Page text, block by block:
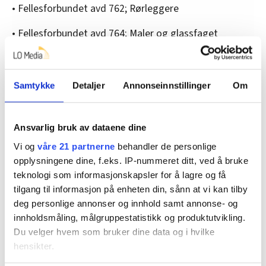
Samtykke Detaljer Annonseinnstillinger Om
Ansvarlig bruk av dataene dine
Vi og våre 21 partnerne behandler de personlige
opplysningene dine, f.eks. IP-nummeret ditt, ved å bruke
teknologi som informasjonskapsler for å lagre og få
tilgang til informasjon på enheten din, sånn at vi kan tilby
deg personlige annonser og innhold samt annonse- og
innholdsmåling, målgruppestatistikk og produktutvikling.
Du velger hvem som bruker dine data og i hvilke
hensikter.
• Fellesforbundet avd 762; Rørleggere
• Fellesforbundet avd 764; Maler og glassfaget
• Elektrikernes fagforening
• Heismontørenes fagforening
• Fellesforbundet avd 768; Betong, stillas og
blikkenslager m.m.
Denne artikkelen erover fem år gammel.
Nyheter